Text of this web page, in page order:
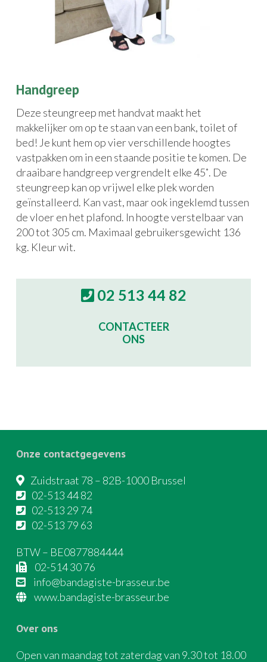
Handgreep
Deze steungreep met handvat maakt het
makkelijker om op te staan van een bank, toilet of
bed! Je kunt hem op vier verschillende hoogtes
vastpakken om in een staande positie te komen. De
draaibare handgreep vergrendelt elke 45˚. De
steungreep kan op vrijwel elke plek worden
geïnstalleerd. Kan vast, maar ook ingeklemd tussen
de vloer en het plafond. In hoogte verstelbaar van
200 tot 305 cm. Maximaal gebruikersgewicht 136
kg. Kleur wit.
02 513 44 82
CONTACTEER
ONS
Onze contactgegevens
Zuidstraat 78 – 82B-1000 Brussel
02-513 44 82
02-513 29 74
02-513 79 63
BTW – BE0877884444
02-514 30 76
info@bandagiste-brasseur.be
www.bandagiste-brasseur.be
Over ons
Open van maandag tot zaterdag van 9.30 tot 18.00